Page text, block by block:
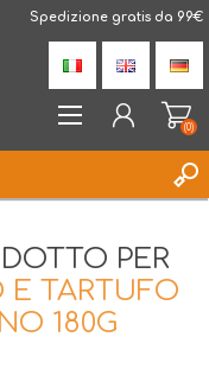
Spedizione gratis da 99€
(0)
PER
E TARTUFO
180G